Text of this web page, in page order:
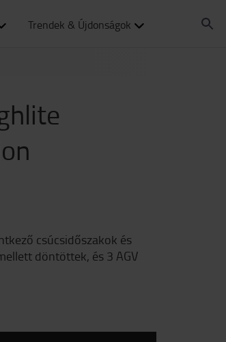
Trendek & Újdonságok
csúcsidőszakok és
döntöttek, és 3 AGV